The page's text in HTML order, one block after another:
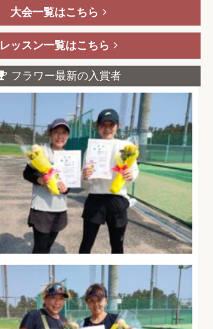
大会一覧はこちら
レッスン一覧はこちら
フラワー最新の入賞者